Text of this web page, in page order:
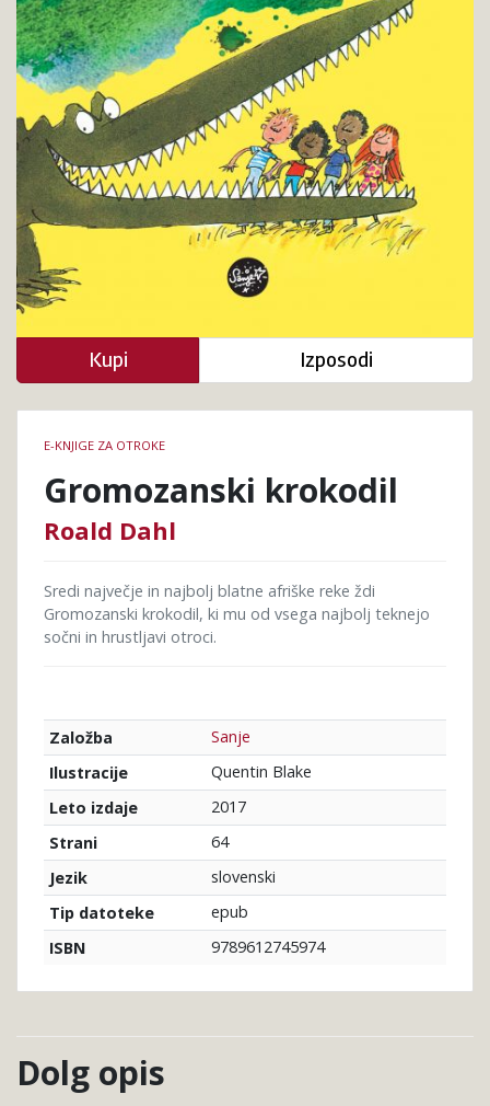
knjige
E-KNJIGE ZA OTROKE
Gromozanski krokodil
Roald Dahl
Sredi največje in najbolj blatne afriške reke ždi
Gromozanski krokodil, ki mu od vsega najbolj teknejo
sočni in hrustljavi otroci.
Založba
Sanje
Ilustracije
Quentin Blake
Leto izdaje
2017
Strani
64
Jezik
slovenski
Tip datoteke
epub
ISBN
9789612745974
Kupi Izposodi
Dolg opis